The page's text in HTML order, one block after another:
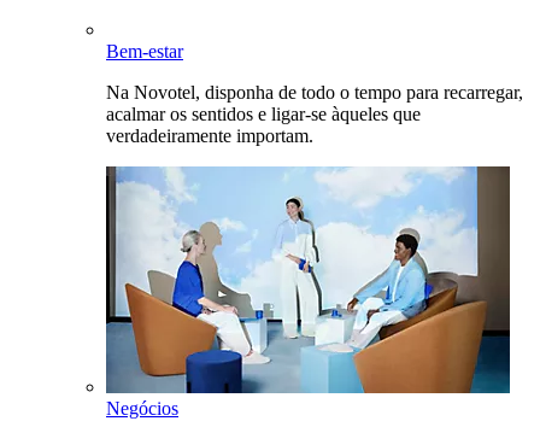
Bem-estar
Na Novotel, disponha de todo o tempo para recarregar,
acalmar os sentidos e ligar-se àqueles que
verdadeiramente importam.
Negócios